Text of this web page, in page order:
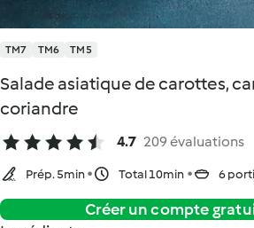
TM7 TM6 TM5
Salade asiatique de carottes,
coriandre
4.7 209 évaluations
Prép. 5min Total 10min 6
Créer un compte